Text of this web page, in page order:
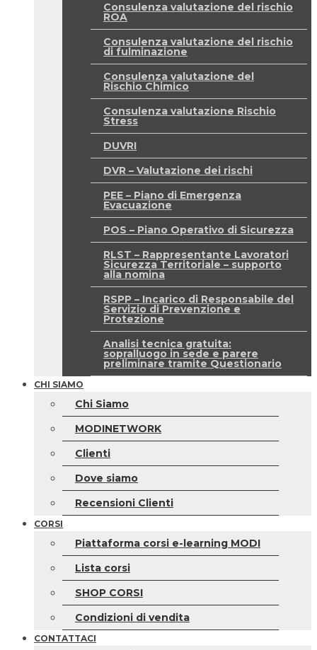
Consulenza valutazione del rischio
ROA
Consulenza valutazione del rischio
di fulminazione
Consulenza valutazione del
Rischio Chimico
Consulenza valutazione Rischio
Stress
DUVRI
DVR – Valutazione dei rischi
PEE – Piano di Emergenza
Evacuazione
POS – Piano Operativo di Sicurezza
RLST – Rappresentante Lavoratori
Sicurezza Territoriale – supporto
alla nomina
RSPP – Incarico di Responsabile del
Servizio di Prevenzione e
Protezione
Analisi tecnica gratuita:
sopralluogo in sede e parere
preliminare tramite Questionario
CHI SIAMO
Chi Siamo
MODINETWORK
Clienti
Dove siamo
Recensioni Clienti
CORSI
Piattaforma corsi e-learning MODI
Lista corsi
SHOP CORSI
Condizioni di vendita
CONTATTACI